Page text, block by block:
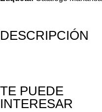
DESCRIPCIÓN
TE PUEDE
INTERESAR